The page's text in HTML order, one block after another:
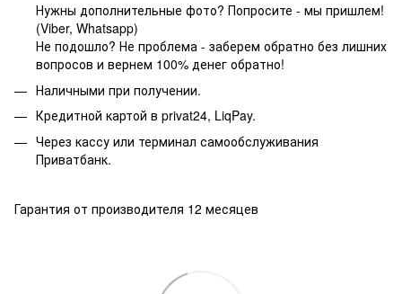
Нужны дополнительные фото? Попросите - мы пришлем!
(Viber, Whatsapp)
Не подошло? Не проблема - заберем обратно без лишних
вопросов и вернем 100% денег обратно!
Наличными при получении.
Кредитной картой в privat24, LiqPay.
Через кассу или терминал самообслуживания
Приватбанк.
Гарантия от производителя 12 месяцев